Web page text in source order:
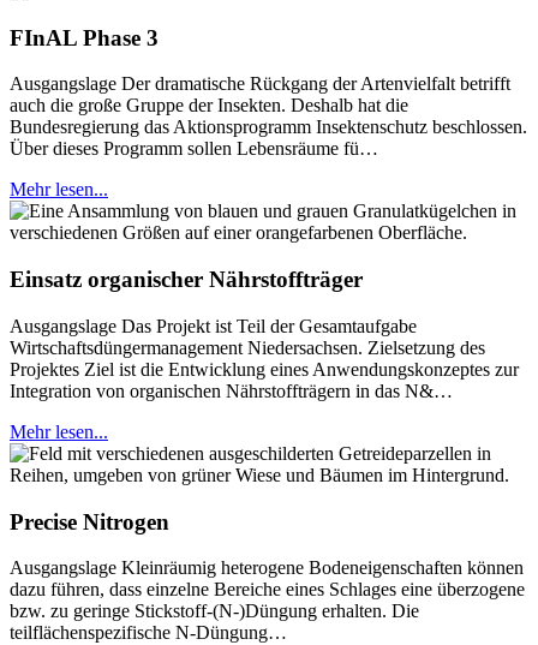
FInAL Phase 3
Ausgangslage Der dramatische Rückgang der Artenvielfalt betrifft
auch die große Gruppe der Insekten. Deshalb hat die
Bundesregierung das Aktionsprogramm Insektenschutz beschlossen.
Über dieses Programm sollen Lebensräume fü…
Mehr lesen...
Einsatz organischer Nährstoffträger
Ausgangslage Das Projekt ist Teil der Gesamtaufgabe
Wirtschaftsdüngermanagement Niedersachsen. Zielsetzung des
Projektes Ziel ist die Entwicklung eines Anwendungskonzeptes zur
Integration von organischen Nährstoffträgern in das N&…
Mehr lesen...
Precise Nitrogen
Ausgangslage Kleinräumig heterogene Bodeneigenschaften können
dazu führen, dass einzelne Bereiche eines Schlages eine überzogene
bzw. zu geringe Stickstoff-(N-)Düngung erhalten. Die
teilflächenspezifische N-Düngung…